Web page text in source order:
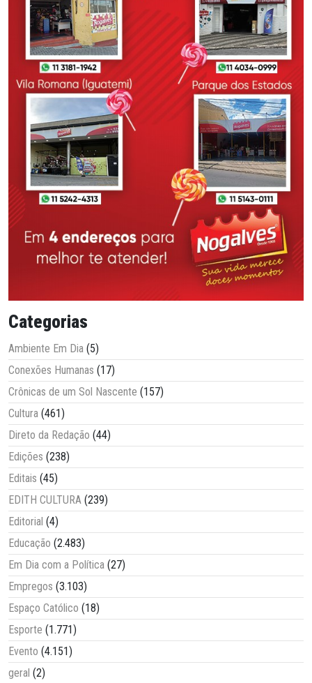
Categorias
Ambiente Em Dia (5)
Conexões Humanas (17)
Crônicas de um Sol Nascente (157)
Cultura (461)
Direto da Redação (44)
Edições (238)
Editais (45)
EDITH CULTURA (239)
Editorial (4)
Educação (2.483)
Em Dia com a Política (27)
Empregos (3.103)
Espaço Católico (18)
Esporte (1.771)
Evento (4.151)
geral (2)